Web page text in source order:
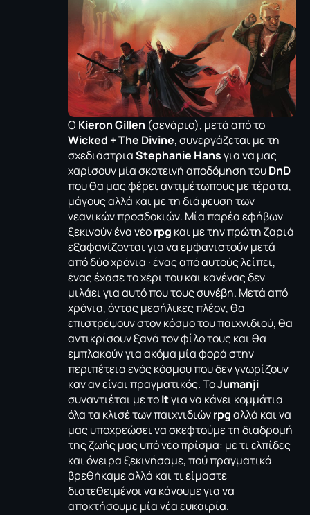
Ο Kieron Gillen (σενάριο), μετά από το
Wicked + The Divine, συνεργάζεται με τη
σχεδιάστριαStephanie Hansγια να μας
χαρίσουν μία σκοτεινή αποδόμηση τουDnD
που θα μας φέρει αντιμέτωπους με τέρατα,
μάγους αλλά και με τη διάψευση των
νεανικών προσδοκιών. Μία παρέα εφήβων
ξεκινούν ένα νέοrpg και με την πρώτη ζαριά
εξαφανίζονται για να εμφανιστούν μετά
από δύο χρόνια · ένας από αυτούς λείπει,
ένας έχασε το χέρι του και κανένας δεν
μιλάει για αυτό που τους συνέβη. Μετά από
χρόνια, όντας μεσήλικες πλέον, θα
επιστρέψουν στον κόσμο του παιχνιδιού, θα
αντικρίσουν ξανά τον φίλο τους και θα
εμπλακούν για ακόμα μία φορά στην
περιπέτεια ενός κόσμου που δεν γνωρίζουν
καν αν είναι πραγματικός. ΤοJumanji
συναντιέται με τοItγια να κάνει κομμάτια
όλα τα κλισέ των παιχνιδιώνrpgαλλά και να
μας υποχρεώσει να σκεφτούμε τη διαδρομή
της ζωής μας υπό νέο πρίσμα: με τι ελπίδες
και όνειρα ξεκινήσαμε, πού πραγματικά
βρεθήκαμε αλλά και τι είμαστε
διατεθειμένοι να κάνουμε για να
αποκτήσουμε μία νέα ευκαιρία.